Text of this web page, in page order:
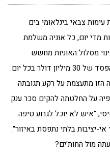
צבאי בינלאומי בים
סואץ עוברות 50 אוניות מדי יום, כל אוניה משלמת
שינוי מסלול האוניות מחשש
שיותקפו ע"י החות'ים, מסב למצרים הפסד של 30 מיליון דולר בכל יום.
הזו מתעצמת על רקע תגובתה
על החלטתה להקים סכר ענק
"איש לא יוכל לגרוע טיפה
יציבות בלתי נתפסת באיזור".
מול החות'ים?